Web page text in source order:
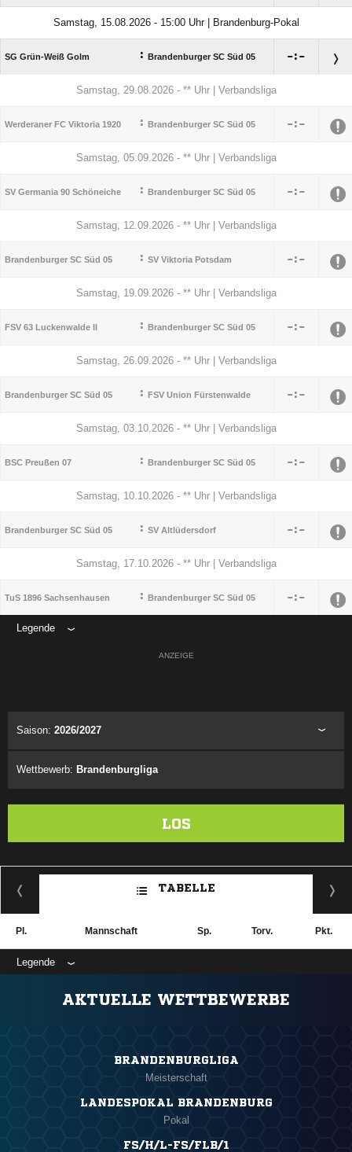
Samstag, 15.08.2026 - 15:00 Uhr | Brandenburg-Pokal
SG Grün-Weiß Golm : Brandenburger SC Süd 05 :
Samstag, 29.08.2026 - ** Uhr | Verbandsliga
Werderaner FC Viktoria 1920 : Brandenburger SC Süd 05 :
Samstag, 05.09.2026 - ** Uhr | Verbandsliga
SV Germania 90 Schöneiche : Brandenburger SC Süd 05 :
Samstag, 12.09.2026 - ** Uhr | Verbandsliga
Brandenburger SC Süd 05 : SV Viktoria Potsdam :
Samstag, 19.09.2026 - ** Uhr | Verbandsliga
FSV 63 Luckenwalde II : Brandenburger SC Süd 05 :
Samstag, 26.09.2026 - ** Uhr | Verbandsliga
Brandenburger SC Süd 05 : FSV Union Fürstenwalde :
Samstag, 03.10.2026 - ** Uhr | Verbandsliga
BSC Preußen 07 : Brandenburger SC Süd 05 :
Samstag, 10.10.2026 - ** Uhr | Verbandsliga
Brandenburger SC Süd 05 : SV Altlüdersdorf :
Samstag, 17.10.2026 - ** Uhr | Verbandsliga
TuS 1896 Sachsenhausen : Brandenburger SC Süd 05 :
Legende
ANZEIGE
Saison: 2026/2027
Wettbewerb: Brandenburgliga
LOS
TABELLE
Pl. Mannschaft Sp. Torv. Pkt.
Legende
AKTUELLE WETTBEWERBE
BRANDENBURGLIGA
Meisterschaft
LANDESPOKAL BRANDENBURG
Pokal
FS/H/L-FS/FLB/1